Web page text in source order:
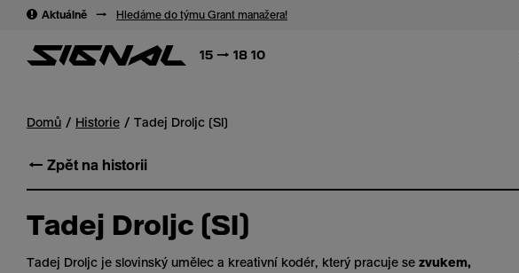
Aktuálně → Hledáme do týmu Grant manažera!
15 → 18 10
Domů Historie Tadej Droljc (SI)
← Zpět na historii
Tadej Droljc (SI)
Tadej Droljc je slovinský umělec a kreativní kodér, který pracuje se zvukem,